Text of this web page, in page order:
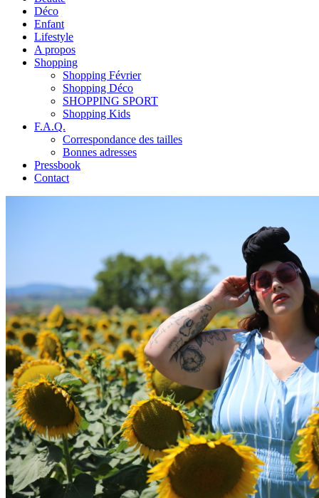
Déco
Enfant
Lifestyle
A propos
Shopping
Shopping Février
Shopping Déco
SHOPPING SPORT
Shopping Kids
F.A.Q.
Correspondance des tailles
Bonnes adresses
Pressbook
Contact